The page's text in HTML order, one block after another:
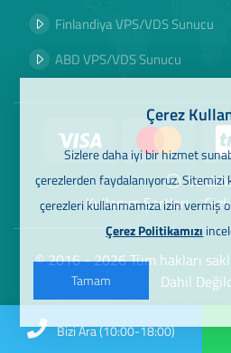
Bizi Ara (10:00-18:00)
Finlandiya VPS/VDS Sunucu
ABD VPS/VDS Sunucu
Ve
Kullanım Şartları
© 2016 - 2026 Tüm hakları
Dahil
Çerez
Sizlere daha iyi bir hizmet
çerezlerden faydalanıyoruz.
çerezleri kullanmamıza izin vermiş
Çerez Politikamızı
Tamam